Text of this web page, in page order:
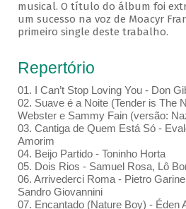
musical. O título do álbum foi
um sucesso na voz de Moacyr
primeiro single deste trabalho.
Repertório
01. I Can’t Stop Loving You - Don
02. Suave é a Noite (Tender is The
Webster e Sammy Fain (versão:
03. Cantiga de Quem Está Só -
Amorim
04. Beijo Partido - Toninho Horta
05. Dois Rios - Samuel Rosa, Lô
06. Arrivederci Roma - Pietro
Sandro Giovannini
07. Encantado (Nature Boy) - Éden